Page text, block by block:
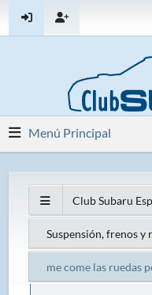
Menú Principal
Club Subaru
Suspensión, frenos y
me come las ruedas